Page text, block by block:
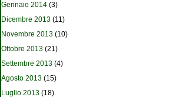
Gennaio 2014 (3)
Dicembre 2013 (11)
Novembre 2013 (10)
Ottobre 2013 (21)
Settembre 2013 (4)
Agosto 2013 (15)
Luglio 2013 (18)